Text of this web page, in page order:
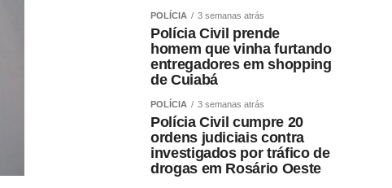
POLÍCIA 3 semanas atrás
Polícia Civil prende
homem que vinha furtando
entregadores em shopping
de Cuiabá
POLÍCIA 3 semanas atrás
Polícia Civil cumpre 20
ordens judiciais contra
investigados por tráfico de
drogas em Rosário Oeste